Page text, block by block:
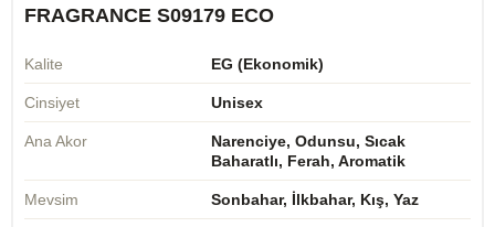
FRAGRANCE S09179 ECO
Kalite EG (Ekonomik)
Cinsiyet Unisex
Ana Akor
Narenciye, Odunsu, Sıcak
Baharatlı, Ferah, Aromatik
Mevsim Sonbahar, İlkbahar, Kış, Yaz